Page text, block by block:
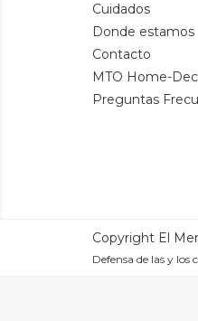
Cuidados
Donde estamos
Contacto
MTO Home-
Preguntas
Copyright El
Defensa de las y